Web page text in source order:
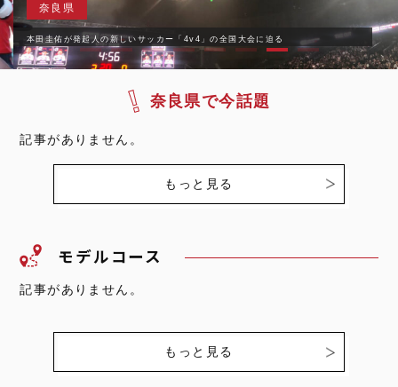
奈良県
本田圭佑が発起人の新しいサッカー「4v4」の全国大会に迫る
奈良県で今話題
記事がありません。
もっと見る
モデルコース
記事がありません。
もっと見る